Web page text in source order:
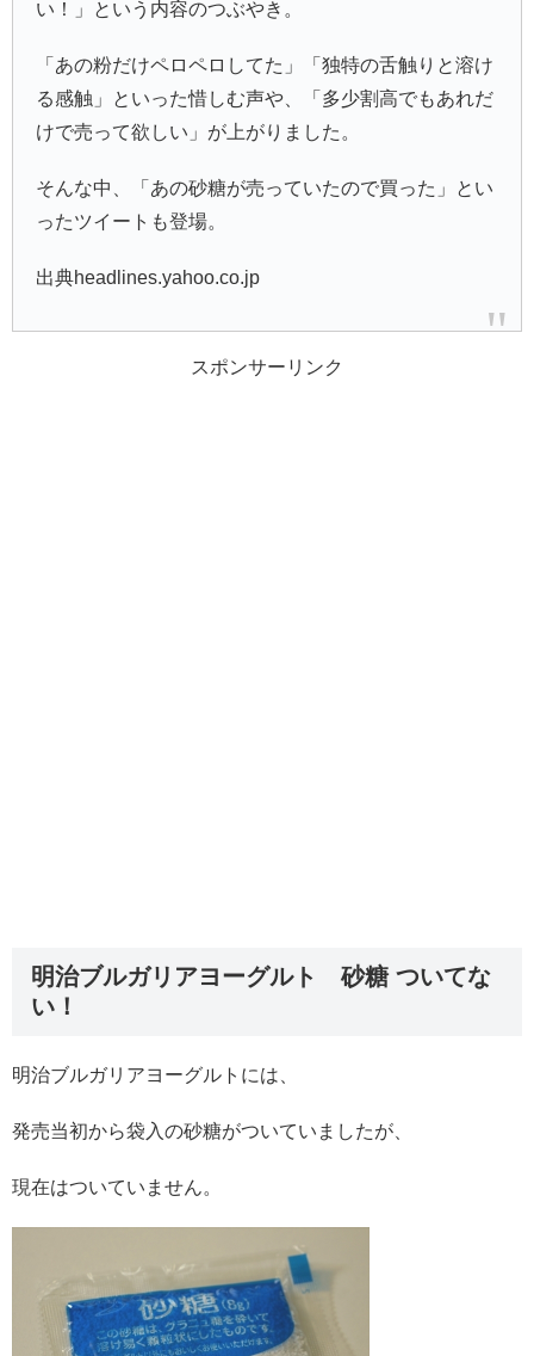
い！」という内容のつぶやき。
「あの粉だけペロペロしてた」「独特の舌触りと溶け
る感触」といった惜しむ声や、「多少割高でもあれだ
けで売って欲しい」が上がりました。
そんな中、「あの砂糖が売っていたので買った」とい
ったツイートも登場。
出典headlines.yahoo.co.jp
スポンサーリンク
明治ブルガリアヨーグルト 砂糖 ついてな
い！
明治ブルガリアヨーグルトには、
発売当初から袋入の砂糖がついていましたが、
現在はついていません。